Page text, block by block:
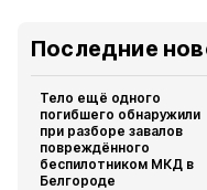
Последние
Тело ещё одного
погибшего обнаружили
при разборе завалов
повреждённого
беспилотником МКД в
Белгороде